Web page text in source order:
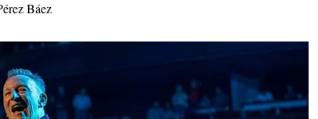
Báez